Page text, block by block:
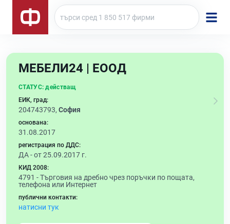
МЕБЕЛИ24 | ЕООД
СТАТУС: действащ
ЕИК, град:
204743793, София
основана:
31.08.2017
регистрация по ДДС:
ДА - от 25.09.2017 г.
КИД 2008:
4791 -Търговия на дребно чрез поръчки по пощата,
телефона или Интернет
публични контакти:
натисни тук